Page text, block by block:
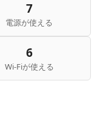
7
電源が使える
6
Wi-Fiが使える